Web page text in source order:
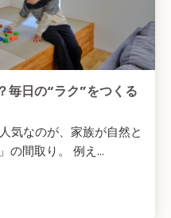
毎日の“ラク”をつくる
気なのが、家族が自然と
の間取り。 例え...